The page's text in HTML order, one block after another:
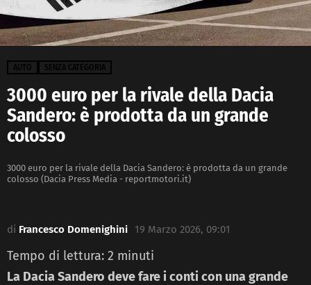
AUTO SENZA CATEGORIA
3000 euro per la rivale della Dacia
Sandero: è prodotta da un grande
colosso
3000 euro per la rivale della Dacia Sandero: è prodotta da un grande
colosso (Dacia Press Media - reportmotori.it)
di Francesco Domenighini 19 Marzo 2026, 09:01
Tempo di lettura: 2 minuti
La Dacia Sandero deve fare i conti con una grande